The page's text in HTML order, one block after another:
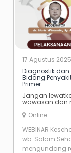
17 Agustus 2025
Diagnostik
Bidang
Primer
Jangan
wawasan dan
Online
WEBINAR
wb. Salam
mengundang